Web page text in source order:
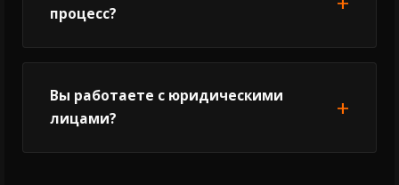
процесс?
Вы работаете с юридическими
лицами?